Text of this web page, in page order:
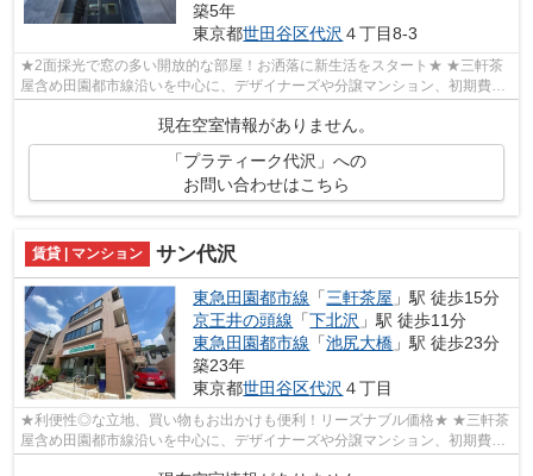
築5年
東京都世田谷区代沢 ４丁目8-3
★2面採光で窓の多い開放的な部屋！お洒落に新生活をスタート★ ★三軒茶
屋含め田園都市線沿いを中心に、デザイナーズや分譲マンション、初期費用
現在空室情報がありません。
「プラティーク代沢」への
お問い合わせはこちら
賃貸 | マンション サン代沢
東急田園都市線 「三軒茶屋 」駅 徒歩15分
京王井の頭線 「下北沢 」駅 徒歩11分
東急田園都市線 「池尻大橋 」駅 徒歩23分
築23年
東京都世田谷区代沢 ４丁目
★利便性◎な立地、買い物もお出かけも便利！リーズナブル価格★ ★三軒茶
屋含め田園都市線沿いを中心に、デザイナーズや分譲マンション、初期費用